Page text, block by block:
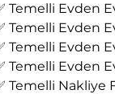
✅ Temelli Evden
✅ Temelli
✅ Temelli Evden
✅ Temelli Evden
✅ Temelli Nakliye